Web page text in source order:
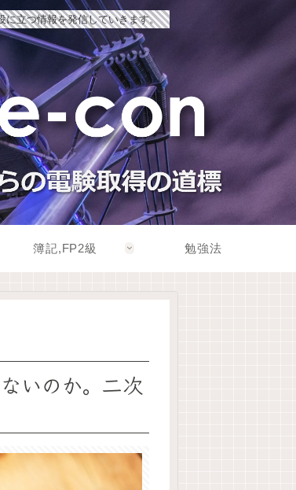
に立つ情報を発信していきます。
簿記,FP2級 勉強法
いのか。二次